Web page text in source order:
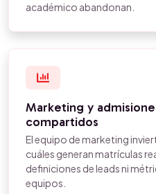
académico abandonan.
Marketing y
compartidos
El equipo de marketing
cuáles generan matrículas
definiciones de leads ni
equipos.